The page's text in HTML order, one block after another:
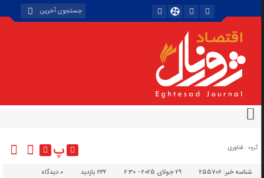
گروه : فناوری پ
شناسه خبر:255706 29 جولای 2025 - 2:30 232 بازدید دیدگاه